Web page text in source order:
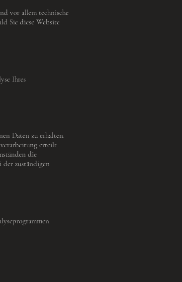
vor allem technische
Sie diese Website
Ihres
Daten zu erhalten.
erteilt
die
der zuständigen